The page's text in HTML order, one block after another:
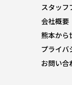
スタッフ
会社概要
熊本から
プライバ
お問い合